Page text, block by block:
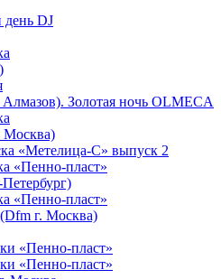
DJ
Золотая ночь OLMECA
Москва)
«Метелица-С» выпуск 2
«Пенно-пласт»
«Пенно-пласт»
г. Москва)
«Пенно-пласт»
«Пенно-пласт»